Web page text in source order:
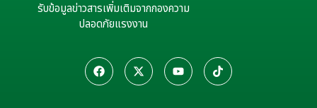
รับข้อมูลข่าวสารเพิ่มเติมจากกองความ
ปลอดภัยแรงงาน